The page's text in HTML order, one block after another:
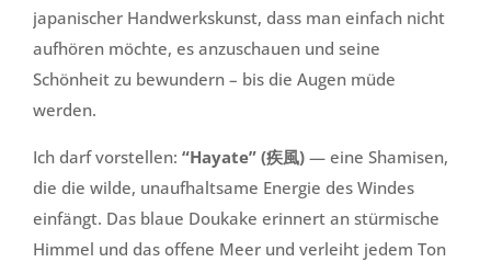
japanischer Handwerkskunst, dass man einfach nicht
aufhören möchte, es anzuschauen und seine
Schönheit zu bewundern – bis die Augen müde
werden.
Ich darf vorstellen: “Hayate” (疾風) — eine Shamisen,
die die wilde, unaufhaltsame Energie des Windes
einfängt. Das blaue Doukake erinnert an stürmische
Himmel und das offene Meer und verleiht jedem Ton